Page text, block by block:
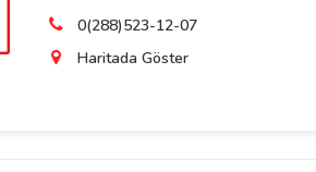
0(288)523-12-07
Haritada Göster